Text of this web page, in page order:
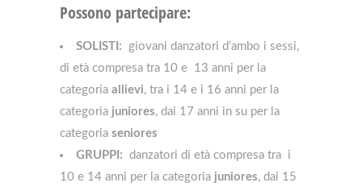
Possono partecipare:
SOLISTI: giovani danzatori d’ambo i sessi,
di età compresa tra 10 e 13 anni per la
categoria allievi, tra i 14 e i 16 anni per la
categoria juniores, dai 17 anni in su per la
categoria seniores
GRUPPI: danzatori di età compresa tra i
10 e 14 anni per la categoria juniores, dai 15